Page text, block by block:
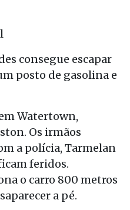
consegue escapar
posto de gasolina e
Watertown,
Os irmãos
a polícia, Tarmelan
feridos.
o carro 800 metros
a pé.